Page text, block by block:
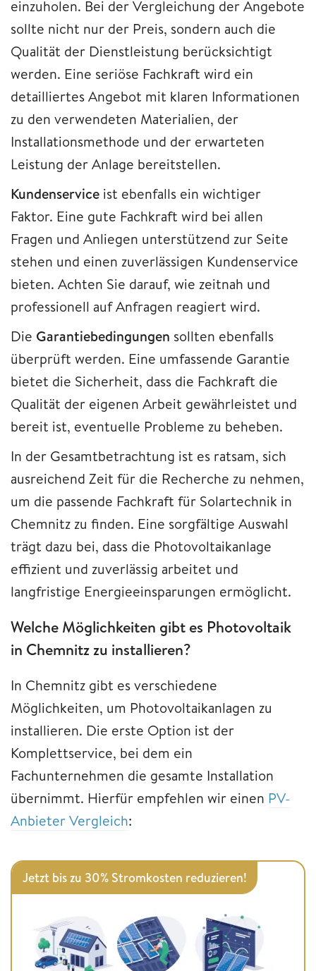
einzuholen. Bei der Vergleichung der Angebote
sollte nicht nur der Preis, sondern auch die
Qualität der Dienstleistung berücksichtigt
werden. Eine seriöse Fachkraft wird ein
detailliertes Angebot mit klaren Informationen
zu den verwendeten Materialien, der
Installationsmethode und der erwarteten
Leistung der Anlage bereitstellen.
Kundenservice ist ebenfalls ein wichtiger
Faktor. Eine gute Fachkraft wird bei allen
Fragen und Anliegen unterstützend zur Seite
stehen und einen zuverlässigen Kundenservice
bieten. Achten Sie darauf, wie zeitnah und
professionell auf Anfragen reagiert wird.
Die Garantiebedingungen sollten ebenfalls
überprüft werden. Eine umfassende Garantie
bietet die Sicherheit, dass die Fachkraft die
Qualität der eigenen Arbeit gewährleistet und
bereit ist, eventuelle Probleme zu beheben.
In der Gesamtbetrachtung ist es ratsam, sich
ausreichend Zeit für die Recherche zu nehmen,
um die passende Fachkraft für Solartechnik in
Chemnitz zu finden. Eine sorgfältige Auswahl
trägt dazu bei, dass die Photovoltaikanlage
effizient und zuverlässig arbeitet und
langfristige Energieeinsparungen ermöglicht.
Welche Möglichkeiten gibt es Photovoltaik
in Chemnitz zu installieren?
In Chemnitz gibt es verschiedene
Möglichkeiten, um Photovoltaikanlagen zu
installieren. Die erste Option ist der
Komplettservice, bei dem ein
Fachunternehmen die gesamte Installation
übernimmt. Hierfür empfehlen wir einen PV-
Anbieter Vergleich:
Jetzt bis zu 30% Stromkosten reduzieren!